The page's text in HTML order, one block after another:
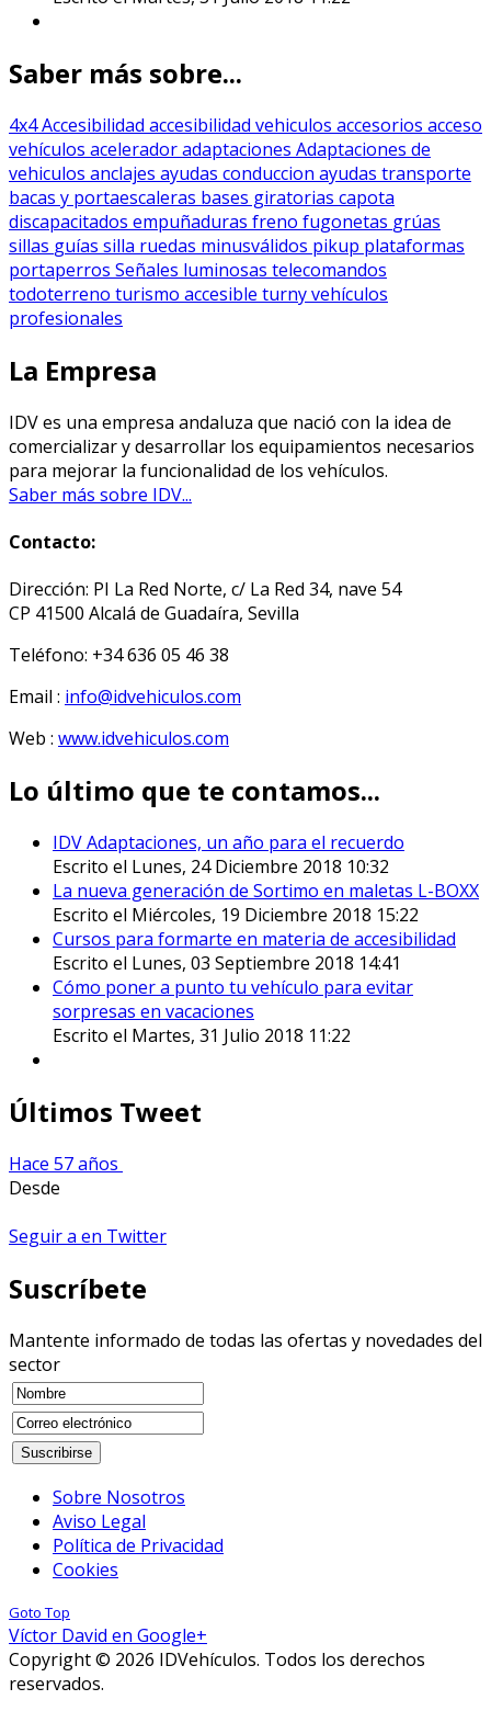
Saber más sobre...
4x4Accesibilidad accesibilidad vehiculos accesorios acceso
vehículos aceleradoradaptaciones Adaptaciones de
vehiculos anclajes ayudas conduccion ayudas transporte
bacas y portaescaleras bases giratorias capota
discapacitados empuñaduras freno fugonetas grúas
sillas guías silla ruedas minusválidos pikup plataformas
portaperros Señales luminosas telecomandos
todoterreno turismo accesible turnyvehículos
profesionales
La Empresa
IDV es una empresa andaluza que nació con la idea de
comercializar y desarrollar los equipamientos necesarios
para mejorar la funcionalidad de los vehículos.
Saber más sobre IDV...
Contacto:
Dirección: PI La Red Norte, c/ La Red 34, nave 54
CP 41500 Alcalá de Guadaíra, Sevilla
Teléfono: +34 636 05 46 38
Email : info@idvehiculos.com
Web : www.idvehiculos.com
Lo último que te contamos...
IDV Adaptaciones, un año para el recuerdo
Escrito el Lunes, 24 Diciembre 2018 10:32
La nueva generación de Sortimo en maletas L-BOXX
Escrito el Miércoles, 19 Diciembre 2018 15:22
Cursos para formarte en materia de accesibilidad
Escrito el Lunes, 03 Septiembre 2018 14:41
Cómo poner a punto tu vehículo para evitar
sorpresas en vacaciones
Escrito el Martes, 31 Julio 2018 11:22
Últimos Tweet
Hace 57 años
Desde
Seguir a en Twitter
Suscríbete
Mantente informado de todas las ofertas y novedades del
sector
Sobre Nosotros
Aviso Legal
Política de Privacidad
Cookies
Goto Top
Víctor David en Google+
Copyright © 2026 IDVehículos. Todos los derechos
reservados.